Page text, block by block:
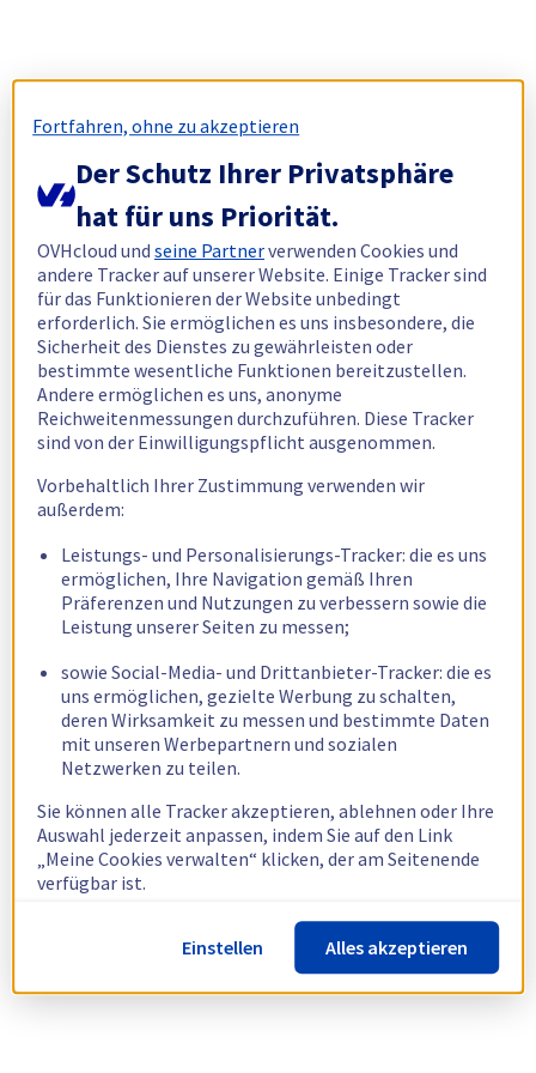
Fortfahren, ohne zu akzeptieren
Der Schutz Ihrer Privatsphäre
hat für uns Priorität.
OVHcloud undseine Partnerverwenden Cookies und
andere Tracker auf unserer Website. Einige Tracker sind
für das Funktionieren der Website unbedingt
erforderlich. Sie ermöglichen es uns insbesondere, die
Sicherheit des Dienstes zu gewährleisten oder
bestimmte wesentliche Funktionen bereitzustellen.
Andere ermöglichen es uns, anonyme
Reichweitenmessungen durchzuführen. Diese Tracker
sind von der Einwilligungspflicht ausgenommen.
Vorbehaltlich Ihrer Zustimmung verwenden wir
außerdem:
Leistungs- und Personalisierungs-Tracker: die es uns
ermöglichen, Ihre Navigation gemäß Ihren
Präferenzen und Nutzungen zu verbessern sowie die
Leistung unserer Seiten zu messen;
sowie Social-Media- und Drittanbieter-Tracker: die es
uns ermöglichen, gezielte Werbung zu schalten,
deren Wirksamkeit zu messen und bestimmte Daten
mit unseren Werbepartnern und sozialen
Netzwerken zu teilen.
Sie können alle Tracker akzeptieren, ablehnen oder Ihre
Auswahl jederzeit anpassen, indem Sie auf den Link
„Meine Cookies verwalten“ klicken, der am Seitenende
verfügbar ist.
Weitere Informationen finden Sie in unsererRichtlinie
zur Verwendung von Cookies.
Einstellen Alles akzeptieren